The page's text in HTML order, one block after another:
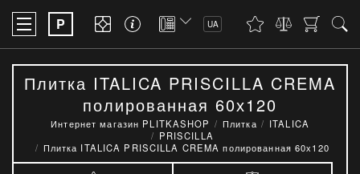
P UA
Плитка ITALICA PRISCILLA CREMA
полированная 60х120
Интернет магазин PLITKASHOP Плитка
ITALICA
PRISCILLA
Плитка ITALICA PRISCILLA CREMA полированная 60х120